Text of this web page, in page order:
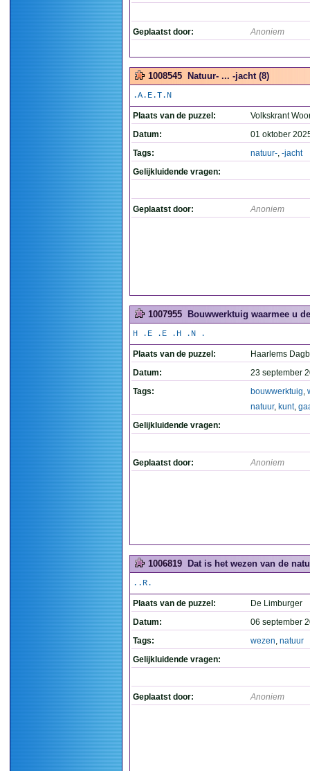
Geplaatst door: Anoniem
1008545 Natuur- ... -jacht (8)
.A.E.T.N
Plaats van de puzzel:
Volkskrant
Datum:
01 oktober
Tags:
natuur-, -jacht
Gelijkluidende vragen:
Geplaatst door: Anoniem
1007955 Bouwwerktuig waarmee u
H .E .E .H .N .
Plaats van de puzzel:
Haarlems
Datum:
23 september
Tags:
bouwwerktuig,
natuur, kunt,
Gelijkluidende vragen:
Geplaatst door: Anoniem
1006819 Dat is het wezen van de
..R.
Plaats van de puzzel:
De Limburger
Datum:
06 september
Tags:
wezen, natuur
Gelijkluidende vragen:
Geplaatst door: Anoniem